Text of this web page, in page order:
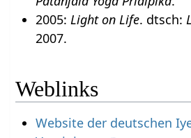
2005: Light on Life. dtsch:
2007.
Weblinks
Website der deutschen